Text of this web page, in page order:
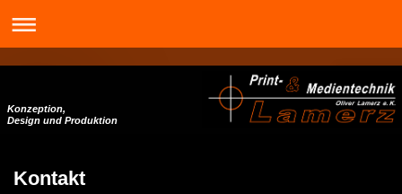
Konzeption,
Design und Produktion
Kontakt